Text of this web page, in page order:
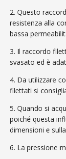
2. Questo
resistenza alla
bassa
3. Il raccordo
svasato ed è
4. Da utilizzare
filettati si
5. Quando si
poiché questa
dimensioni e
6. La pressione